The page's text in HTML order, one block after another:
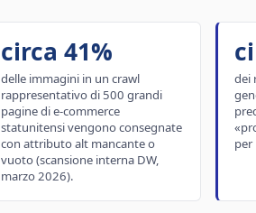
circa 41%
delle immagini in un crawl
rappresentativo di 500 grandi
pagine di e-commerce
statunitensi vengono consegnate
con attributo alt mancante o
vuoto (scansione interna DW,
marzo 2026).
dei
per